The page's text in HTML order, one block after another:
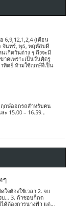
6,9,12,1,2,4 (เดือน
จันทร์, พุธ, พฤหัสบดี
เกิดวันต่าง ๆ ถึงจะมี
าดเพราะเป็นวันศัตรู
ทิตย์ ห้ามใช้ฤกษ์ที่เป็น
กษ์ออกรถสำหรับคน
ะ 15.00 – 16.59...
ๆ
จต้องใช้เวลา 2. จบ
บ… 3. ถ้าชอบก็กด
ได้ต้องการนางฟ้า แต่...